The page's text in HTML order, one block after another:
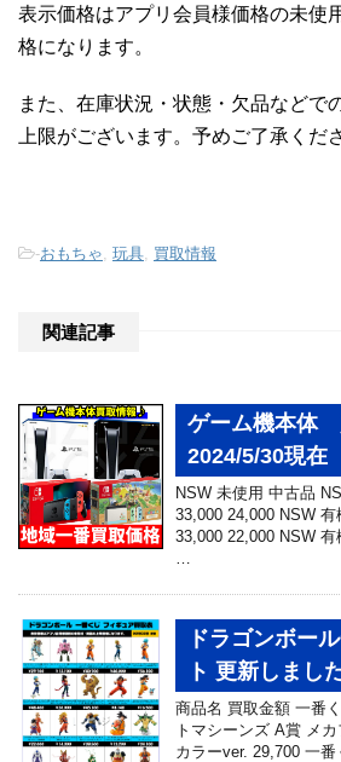
表示価格はアプリ会員様価格の未使
格になります。
また、在庫状況・状態・欠品などで
上限がございます。予めご了承くだ
-おもちゃ 玩具 買取情報
関連記事
ゲーム機本体
2024/5/30現在
NSW 未使用 中古品
33,000 24,000 NSW
33,000 22,000 NSW
ドラゴンボー
ト 更新しまし
商品名 買取金額 一番
トマシーンズ A賞 メ
カラーver. 29,700 一